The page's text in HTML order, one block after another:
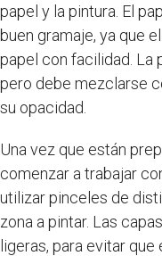
papel y la pintura. El
buen gramaje, ya que
papel con facilidad. La
pero debe mezclarse
su opacidad.
Una vez que están
comenzar a trabajar
utilizar pinceles de
zona a pintar. Las
ligeras, para evitar